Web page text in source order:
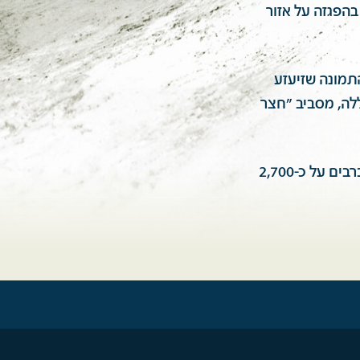
על אזור
שזיעזע
מסביב "חצר
לא תארתי לעצמי שהמלחמה הזאת גבתה מחיר כל כך כבד של חללים. וכשנודע ברבים על כ-2,700